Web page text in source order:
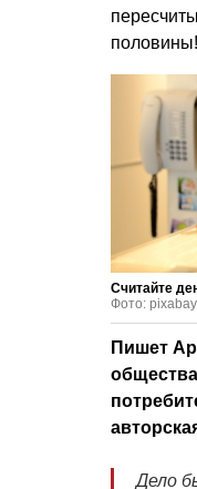
половины!
Считайте
Фото:
Пишет
Дело